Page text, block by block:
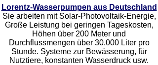
Lorentz-Wasserpumpen aus Deutschland
Sie arbeiten mit Solar-Photovoltaik-Energie,
Große Leistung bei geringen Tageskosten,
Höhen über 200 Meter und
Durchflussmengen über 30.000 Liter pro
Stunde. Systeme zur Bewässerung, für
Nutztiere, konstanten Wasserdruck usw.